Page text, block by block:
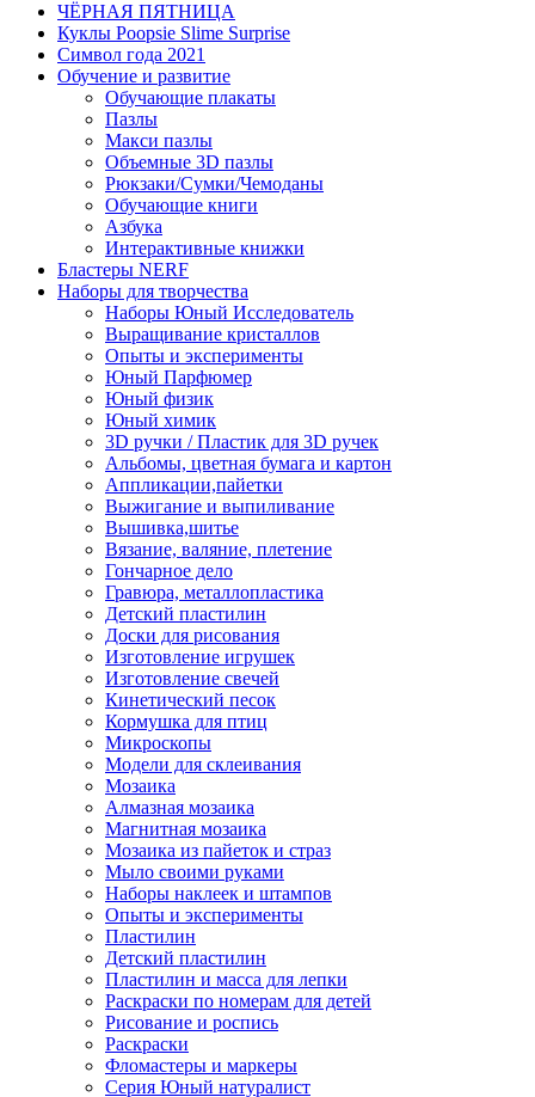
ЧЁРНАЯ ПЯТНИЦА
Куклы Poopsie Slime Surprise
Символ года 2021
Обучение и развитие
Обучающие плакаты
Пазлы
Макси пазлы
Объемные 3D пазлы
Рюкзаки/Сумки/Чемоданы
Обучающие книги
Азбука
Интерактивные книжки
Бластеры NERF
Наборы для творчества
Наборы Юный Исследователь
Выращивание кристаллов
Опыты и эксперименты
Юный Парфюмер
Юный физик
Юный химик
3D ручки / Пластик для 3D ручек
Альбомы, цветная бумага и картон
Аппликации,пайетки
Выжигание и выпиливание
Вышивка,шитье
Вязание, валяние, плетение
Гончарное дело
Гравюра, металлопластика
Детский пластилин
Доски для рисования
Изготовление игрушек
Изготовление свечей
Кинетический песок
Кормушка для птиц
Микроскопы
Модели для склеивания
Мозаика
Алмазная мозаика
Магнитная мозаика
Мозаика из пайеток и страз
Мыло своими руками
Наборы наклеек и штампов
Опыты и эксперименты
Пластилин
Детский пластилин
Пластилин и масса для лепки
Раскраски по номерам для детей
Рисование и роспись
Раскраски
Фломастеры и маркеры
Серия Юный натуралист